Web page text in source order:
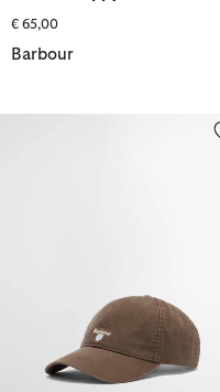
€ 65,00
Barbour
Cappellino sportivo Cascade